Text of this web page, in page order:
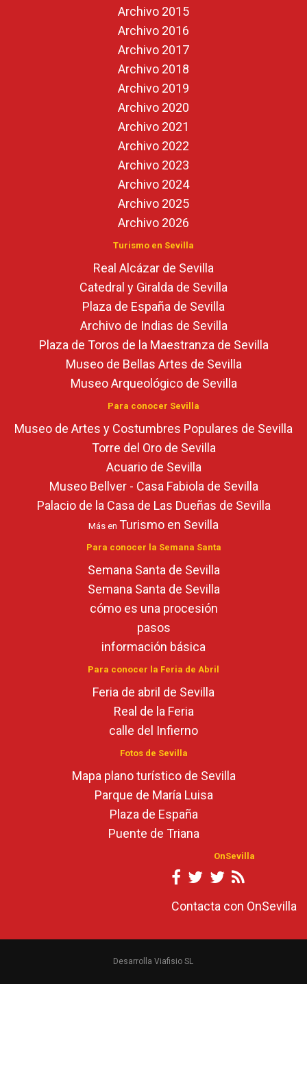
Archivo 2015
Archivo 2016
Archivo 2017
Archivo 2018
Archivo 2019
Archivo 2020
Archivo 2021
Archivo 2022
Archivo 2023
Archivo 2024
Archivo 2025
Archivo 2026
Turismo en Sevilla
Real Alcázar de Sevilla
Catedral y Giralda de Sevilla
Plaza de España de Sevilla
Archivo de Indias de Sevilla
Plaza de Toros de la Maestranza de Sevilla
Museo de Bellas Artes de Sevilla
Museo Arqueológico de Sevilla
Para conocer Sevilla
Museo de Artes y Costumbres Populares de Sevilla
Torre del Oro de Sevilla
Acuario de Sevilla
Museo Bellver - Casa Fabiola de Sevilla
Palacio de la Casa de Las Dueñas de Sevilla
Más en Turismo en Sevilla
Para conocer la Semana Santa
Semana Santa de Sevilla
Semana Santa de Sevilla
cómo es una procesión
pasos
información básica
Para conocer la Feria de Abril
Feria de abril de Sevilla
Real de la Feria
calle del Infierno
Fotos de Sevilla
Mapa plano turístico de Sevilla
Parque de María Luisa
Plaza de España
Puente de Triana
OnSevilla
Contacta con OnSevilla
Desarrolla Viafisio SL